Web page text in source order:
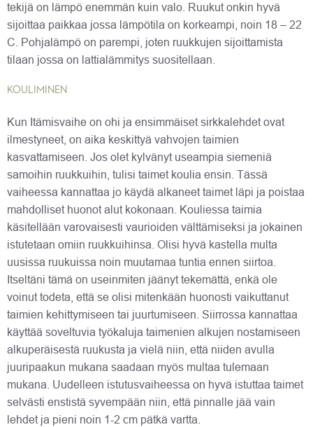
tekijä on lämpö enemmän kuin valo. Ruukut onkin hyvä
sijoittaa paikkaa jossa lämpötila on korkeampi, noin 18 – 22
C. Pohjalämpö on parempi, joten ruukkujen sijoittamista
tilaan jossa on lattialämmitys suositellaan.
KOULIMINEN
Kun Itämisvaihe on ohi ja ensimmäiset sirkkalehdet ovat
ilmestyneet, on aika keskittyä vahvojen taimien
kasvattamiseen. Jos olet kylvänyt useampia siemeniä
samoihin ruukkuihin, tulisi taimet koulia ensin. Tässä
vaiheessa kannattaa jo käydä alkaneet taimet läpi ja poistaa
mahdolliset huonot alut kokonaan. Kouliessa taimia
käsitellään varovaisesti vaurioiden välttämiseksi ja jokainen
istutetaan omiin ruukkuihinsa. Olisi hyvä kastella multa
uusissa ruukuissa noin muutamaa tuntia ennen siirtoa.
Itseltäni tämä on useinmiten jäänyt tekemättä, enkä ole
voinut todeta, että se olisi mitenkään huonosti vaikuttanut
taimien kehittymiseen tai juurtumiseen. Siirrossa kannattaa
käyttää soveltuvia työkaluja taimenien alkujen nostamiseen
alkuperäisestä ruukusta ja vielä niin, että niiden avulla
juuripaakun mukana saadaan myös multaa tulemaan
mukana. Uudelleen istutusvaiheessa on hyvä istuttaa taimet
selvästi enstistä syvempään niin, että pinnalle jää vain
lehdet ja pieni noin 1-2 cm pätkä vartta.